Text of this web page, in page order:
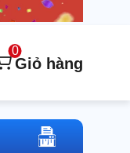
0
Giỏ hàng